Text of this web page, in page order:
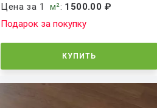
Цена за 1 м²: 1500.00 ₽
Подарок за покупку
КУПИТЬ